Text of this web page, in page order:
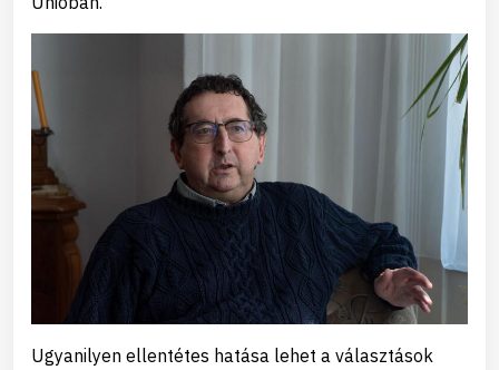
Ugyanilyen ellentétes hatása lehet a választások